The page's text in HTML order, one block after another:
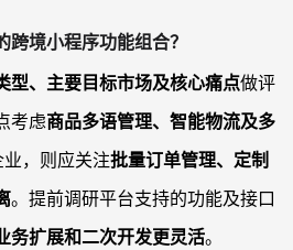
境小程序功能组合？
型、主要目标市场及核心痛点做评
考虑商品多语管理、智能物流及多
，则应关注批量订单管理、定制
。提前调研平台支持的功能及接口
务扩展和二次开发更灵活。